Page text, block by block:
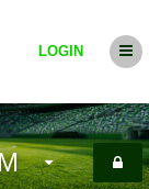
LOGIN